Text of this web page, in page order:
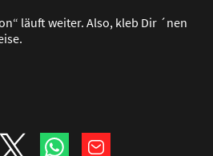
läuft weiter. Also, kleb Dir ´nen